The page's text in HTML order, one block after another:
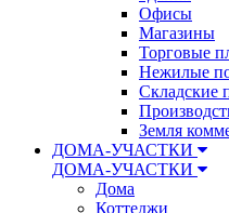
Офисы
Магазины
Торговые
Нежилые
Складские
Земля
ДОМА-УЧАСТКИ
ДОМА-УЧАСТКИ
Дома
Коттеджи